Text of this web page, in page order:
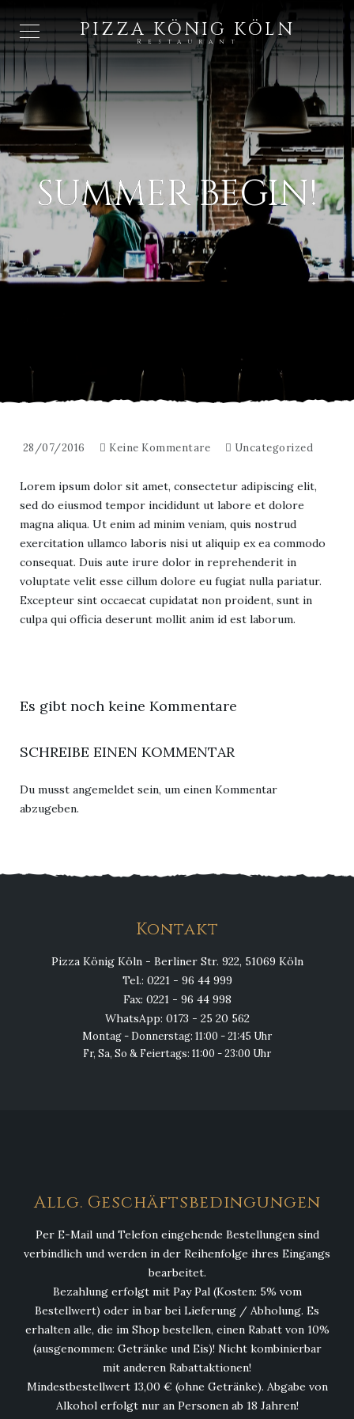
PIZZA KÖNIG KÖLN
Restaurant
SUMMER BEGIN!
28/07/2016 Keine Kommentare Uncategorized
Lorem ipsum dolor sit amet, consectetur adipiscing elit,
sed do eiusmod tempor incididunt ut labore et dolore
magna aliqua. Ut enim ad minim veniam, quis nostrud
exercitation ullamco laboris nisi ut aliquip ex ea commodo
consequat. Duis aute irure dolor in reprehenderit in
voluptate velit esse cillum dolore eu fugiat nulla pariatur.
Excepteur sint occaecat cupidatat non proident, sunt in
culpa qui officia deserunt mollit anim id est laborum.
Es gibt noch keine Kommentare
SCHREIBE EINEN KOMMENTAR
Du musst angemeldet sein, um einen Kommentar
abzugeben.
Kontakt
Pizza König Köln - Berliner Str. 922, 51069 Köln
Tel.: 0221 - 96 44 999
Fax: 0221 - 96 44 998
WhatsApp: 0173 - 25 20 562
Montag - Donnerstag: 11:00 - 21:45 Uhr
Fr, Sa, So & Feiertags: 11:00 - 23:00 Uhr
Allg. Geschäftsbedingungen
Per E-Mail und Telefon eingehende Bestellungen sind
verbindlich und werden in der Reihenfolge ihres Eingangs
bearbeitet.
Bezahlung erfolgt mit Pay Pal (Kosten: 5% vom
Bestellwert) oder in bar bei Lieferung / Abholung. Es
erhalten alle, die im Shop bestellen, einen Rabatt von 10%
(ausgenommen: Getränke und Eis)! Nicht kombinierbar
mit anderen Rabattaktionen!
Mindestbestellwert 13,00 € (ohne Getränke). Abgabe von
Alkohol erfolgt nur an Personen ab 18 Jahren!